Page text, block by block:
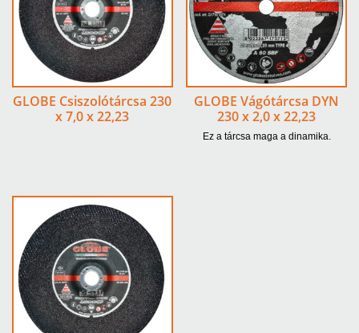
GLOBE Csiszolótárcsa 230
x 7,0 x 22,23
GLOBE Vágótárcsa DYN
230 x 2,0 x 22,23
Ez a tárcsa maga a dinamika.